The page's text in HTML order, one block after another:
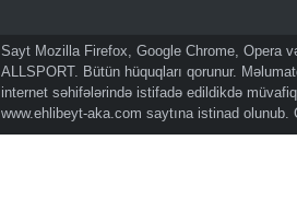
Sayt Mozilla Firefox, Google Chrome, Opera
ALLSPORT. Bütün hüquqları qorunur.
internet səhifələrində istifadə edildikdə
www.ehlibeyt-aka.com saytına istinad olunub.